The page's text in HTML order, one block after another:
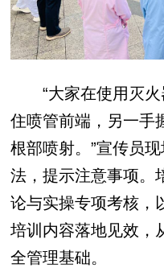
“大家在使用灭火
住喷管前端，另一手
根部喷射。”宣传员
法，提示注意事项。
论与实操专项考核，
培训内容落地见效，
全管理基础。